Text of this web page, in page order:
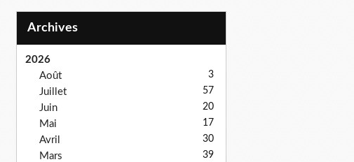
Archives
2026
Août
3
Juillet 57
Juin 20
Mai 17
Avril 30
Mars 39